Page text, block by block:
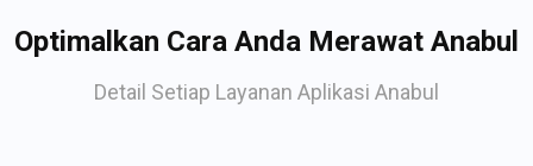
Optimalkan Cara Anda Merawat Anabul
Detail Setiap Layanan Aplikasi Anabul